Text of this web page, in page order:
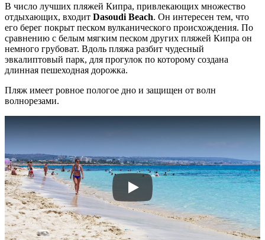
В число лучших пляжей Кипра, привлекающих множество
отдыхающих, входит Dasoudi Beach. Он интересен тем, что
его берег покрыт песком вулканического происхождения. По
сравнению с белым мягким песком других пляжей Кипра он
немного грубоват. Вдоль пляжа разбит чудесный
эвкалиптовый парк, для прогулок по которому создана
длинная пешеходная дорожка.
Пляж имеет ровное пологое дно и защищен от волн
волнорезами.